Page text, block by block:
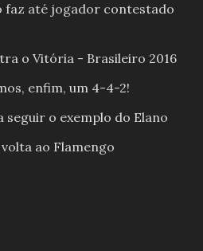
faz até jogador contestado
o Vitória - Brasileiro 2016
enfim, um 4-4-2!
seguir o exemplo do Elano
ao Flamengo